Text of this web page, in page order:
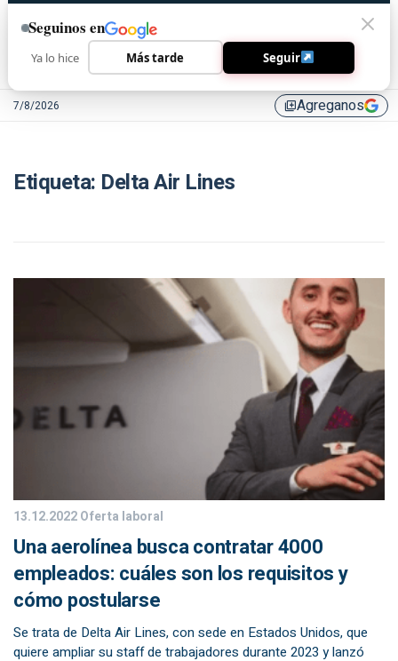
7/8/2026 library_addAgreganos
Etiqueta: Delta Air Lines
13.12.2022Oferta laboral
Una aerolínea busca contratar 4000
empleados: cuáles son los requisitos y
cómo postularse
Se trata de Delta Air Lines, con sede en Estados Unidos, que
quiere ampliar su staff de trabajadores durante 2023 y lanzó
Seguinos en
Ya lo hice Más tarde Seguir